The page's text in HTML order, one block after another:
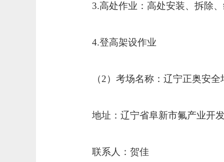
3.高处作业：高处安装、拆除
4.登高架设作业
（2）考场名称：辽宁正奥安
地址：辽宁省阜新市氟产业开
联系人：贺佳